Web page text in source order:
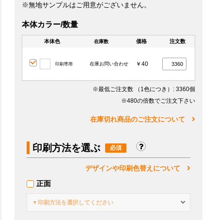
※無地サンプルはご用意がございません。
本体カラー/数量
本体色 在庫数 価格 注文数
印刷専用 在庫お問い合わせ ￥40
※最低ご注文数 （1色につき） : 3360個
※480の倍数でご注文下さい
在庫切れ商品のご注文について
印刷方法を選ぶ
デザインや印刷色替えについて
正面
▼印刷方法を選択してください